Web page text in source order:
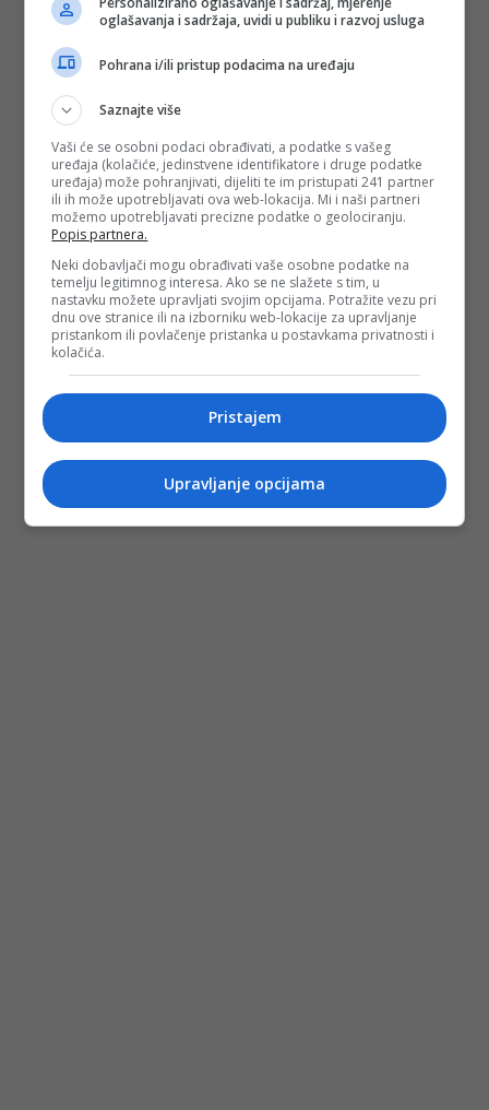
oglašavanja i sadržaja, uvidi u publiku i razvoj usluga
Pohrana i/ili pristup podacima na uređaju
Saznajte više
Vaši će se osobni podaci obrađivati, a podatke s vašeg
uređaja (kolačiće, jedinstvene identifikatore i druge podatke
uređaja) može pohranjivati, dijeliti te im pristupati 241 partner
ili ih može upotrebljavati ova web-lokacija. Mi i naši partneri
možemo upotrebljavati precizne podatke o geolociranju.
Popis partnera.
Neki dobavljači mogu obrađivati vaše osobne podatke na
temelju legitimnog interesa. Ako se ne slažete s tim, u
nastavku možete upravljati svojim opcijama. Potražite vezu pri
dnu ove stranice ili na izborniku web-lokacije za upravljanje
pristankom ili povlačenje pristanka u postavkama privatnosti i
kolačića.
Pristajem
Upravljanje opcijama